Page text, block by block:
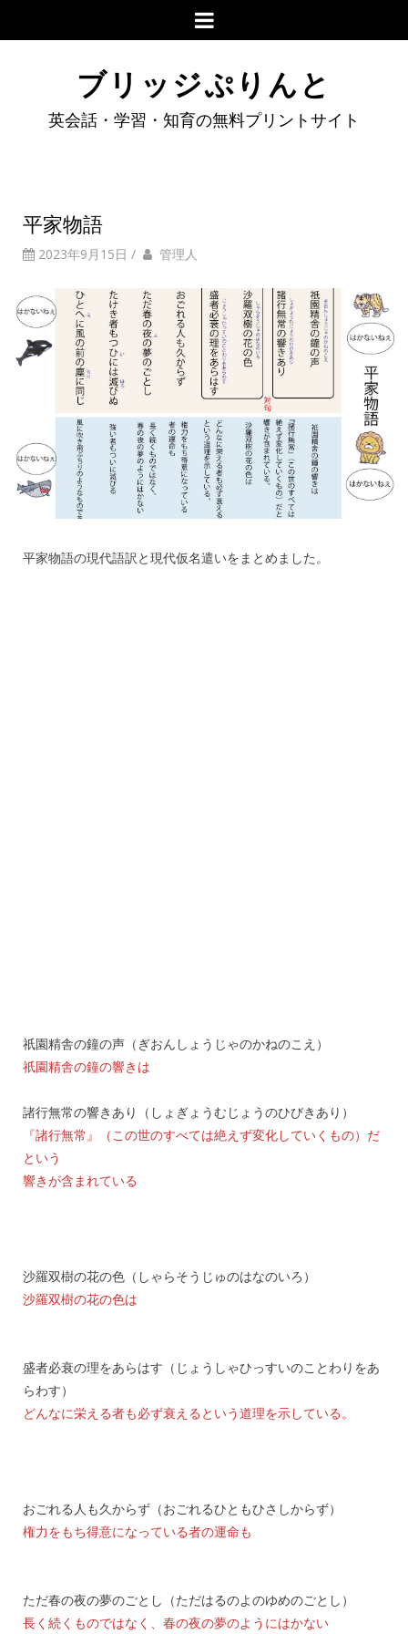
ブリッジぷりんと
英会話・学習・知育の無料プリントサイト
平家物語
2023年9月15日 / 管理人
平家物語の現代語訳と現代仮名遣いをまとめました。
祇園精舎の鐘の声（ぎおんしょうじゃのかねのこえ）
祇園精舎の鐘の響きは
諸行無常の響きあり（しょぎょうむじょうのひびきあり）
『諸行無常』（この世のすべては絶えず変化していくもの）だ
という
響きが含まれている
沙羅双樹の花の色（しゃらそうじゅのはなのいろ）
沙羅双樹の花の色は
盛者必衰の理をあらはす（じょうしゃひっすいのことわりをあ
らわす）
どんなに栄える者も必ず衰えるという道理を示している。
おごれる人も久からず（おごれるひともひさしからず）
権力をもち得意になっている者の運命も
ただ春の夜の夢のごとし（ただはるのよのゆめのごとし）
長く続くものではなく、春の夜の夢のようにはかない